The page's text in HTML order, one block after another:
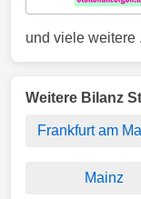
und viele weitere
Weitere Bilanz
Frankfurt am
Mainz